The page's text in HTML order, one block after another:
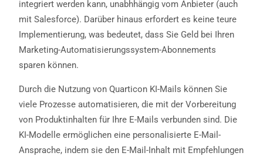
integriert werden kann, unabhhängig vom Anbieter (auch
mit Salesforce). Darüber hinaus erfordert es keine teure
Implementierung, was bedeutet, dass Sie Geld bei Ihren
Marketing-Automatisierungssystem-Abonnements
sparen können.
Durch die Nutzung von Quarticon KI-Mails können Sie
viele Prozesse automatisieren, die mit der Vorbereitung
von Produktinhalten für Ihre E-Mails verbunden sind. Die
KI-Modelle ermöglichen eine personalisierte E-Mail-
Ansprache, indem sie den E-Mail-Inhalt mit Empfehlungen